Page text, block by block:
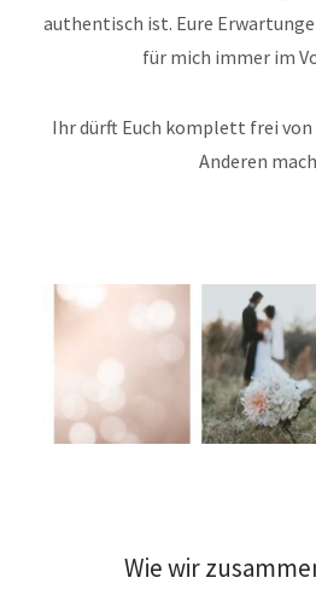
authentisch ist. Eure
für mich immer im
Ihr dürft Euch komplett frei
Anderen
Wie wir